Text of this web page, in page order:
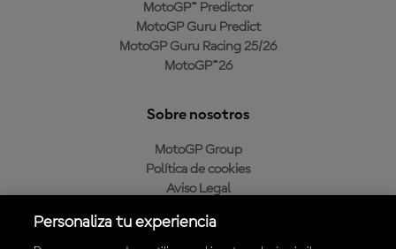
MotoGP™ Predictor
MotoGP Guru Predict
MotoGP Guru Racing 25/26
MotoGP™26
Sobre nosotros
MotoGP Group
Política de cookies
Aviso Legal
Política de compra
Personaliza tu experiencia